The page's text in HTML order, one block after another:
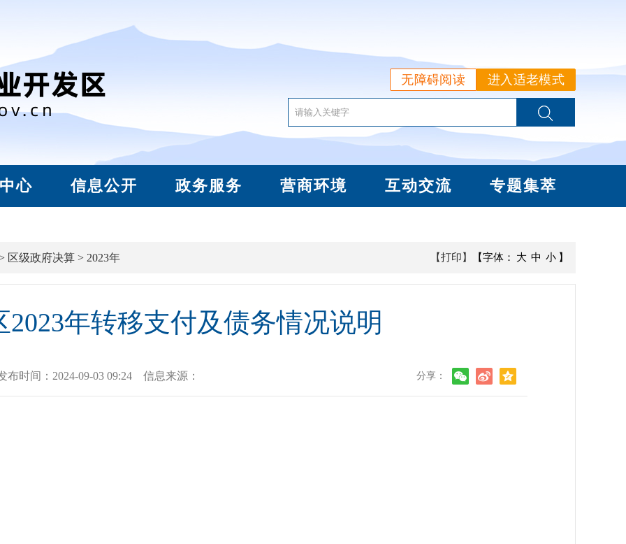
进入适老模式
无障碍阅读
心 信息公开 政务服务 营商环境 互动交流 专题集萃
区级政府决算 > 2023年 【打印】 【字体： 大 中 小 】
2023年转移支付及债务情况说明
布时间： 2024-09-03 09:24 信息来源： 分享：